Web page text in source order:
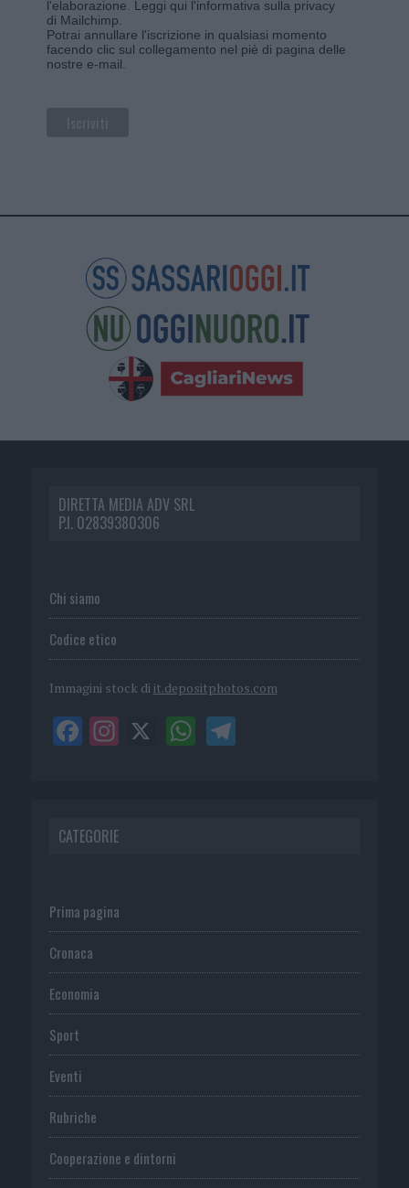
l'elaborazione. Leggi qui l'informativa sulla privacy
di Mailchimp
Potrai annullare l'iscrizione in qualsiasi momento
facendo clic sul collegamento nel piè di pagina delle
nostre e-mail.
DIRETTA MEDIA ADV SRL
P.I. 02839380306
Chi siamo
Codice etico
Immagini stock di it.depositphotos.com
CATEGORIE
Prima pagina
Cronaca
Economia
Sport
Eventi
Rubriche
Cooperazione e dintorni